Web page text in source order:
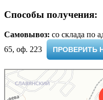
Способы получения:
Самовывоз: cо склада по
65, оф. 223 ​
ПРОВЕРИТЬ